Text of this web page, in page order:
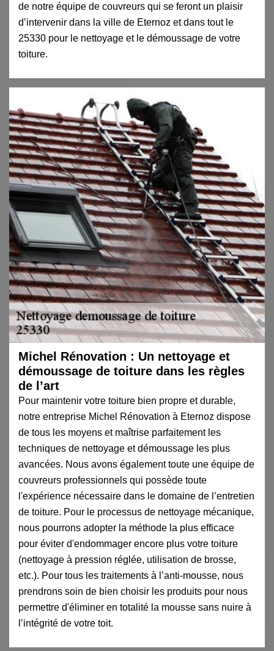
de notre équipe de couvreurs qui se feront un plaisir
d’intervenir dans la ville de Eternoz et dans tout le
25330 pour le nettoyage et le démoussage de votre
toiture.
Michel Rénovation : Un nettoyage et
démoussage de toiture dans les règles
de l’art
Pour maintenir votre toiture bien propre et durable,
notre entreprise Michel Rénovation à Eternoz dispose
de tous les moyens et maîtrise parfaitement les
techniques de nettoyage et démoussage les plus
avancées. Nous avons également toute une équipe de
couvreurs professionnels qui possède toute
l'expérience nécessaire dans le domaine de l’entretien
de toiture. Pour le processus de nettoyage mécanique,
nous pourrons adopter la méthode la plus efficace
pour éviter d'endommager encore plus votre toiture
(nettoyage à pression réglée, utilisation de brosse,
etc.). Pour tous les traitements à l’anti-mousse, nous
prendrons soin de bien choisir les produits pour nous
permettre d'éliminer en totalité la mousse sans nuire à
l’intégrité de votre toit.